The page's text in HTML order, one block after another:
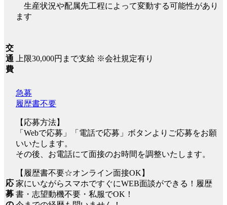
生産状況や配属先工程によって変動する可能性があり
ます
交
通
費
上限30,000円まで支給 ※会社規定有り
応
募
急募
履歴書不要
【応募方法】
「Webで応募」「電話で応募」ボタンよりご応募をお願
いいたします。
その後、お電話にて面接のお時間を調整いたします。
【履歴書不要☆オンライン面接OK】
家にいながらスマホですぐにWEB面談ができる！履歴
書・志望動機不要・私服でOK！